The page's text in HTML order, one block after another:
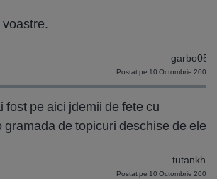
Postat pe 10 Octombrie 2009
fost pe aici jdemii de fete cu
de topicuri deschise de ele...
Postat pe 10 Octombrie 2009